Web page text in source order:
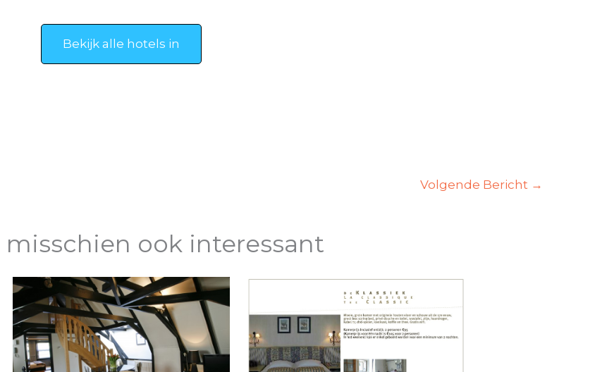
Bekijk alle hotels in
Volgende Bericht →
ook interessant